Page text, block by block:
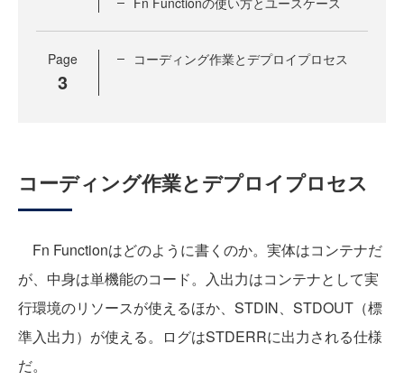
Page
3
コーディング作業とデプロイプロセス
コーディング作業とデプロイプロセス
Fn Functionはどのように書くのか。実体はコンテナだ
が、中身は単機能のコード。入出力はコンテナとして実
行環境のリソースが使えるほか、STDIN、STDOUT（標
準入出力）が使える。ログはSTDERRに出力される仕様
だ。